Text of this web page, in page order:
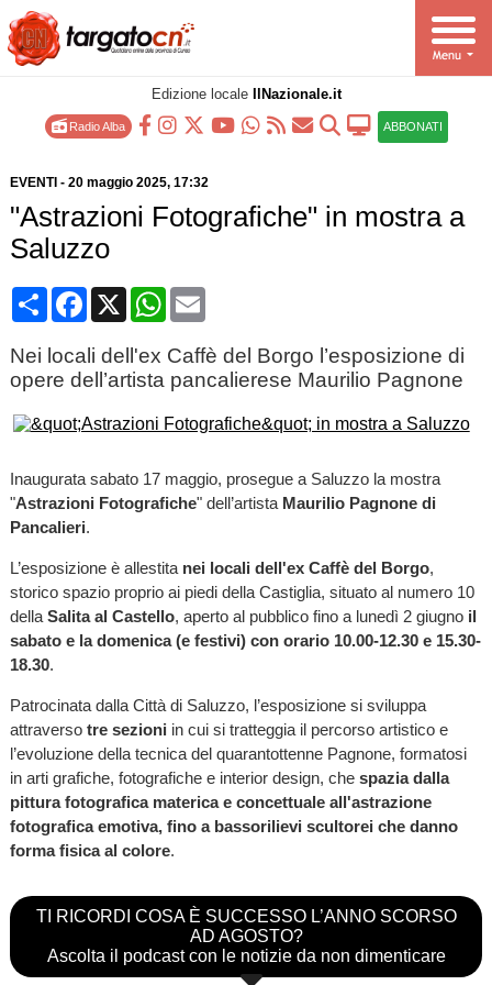
Edizione locale IlNazionale.it
Radio Alba ABBONATI
EVENTI - 20 maggio 2025, 17:32
"Astrazioni Fotografiche" in mostra a
Saluzzo
CondividiFacebook
X WhatsApp
Email
Nei locali dell'ex Caffè del Borgo l’esposizione di
opere dell’artista pancalierese Maurilio Pagnone
Inaugurata sabato 17 maggio, prosegue a Saluzzo la mostra
"Astrazioni Fotografiche" dell’artista Maurilio Pagnone di
Pancalieri.
L’esposizione è allestita nei locali dell'ex Caffè del Borgo,
storico spazio proprio ai piedi della Castiglia, situato al numero 10
della Salita al Castello, aperto al pubblico fino a lunedì 2 giugno il
sabato e la domenica (e festivi) con orario 10.00-12.30 e 15.30-
18.30.
Patrocinata dalla Città di Saluzzo, l’esposizione si sviluppa
attraverso tre sezioni in cui si tratteggia il percorso artistico e
l’evoluzione della tecnica del quarantottenne Pagnone, formatosi
in arti grafiche, fotografiche e interior design, che spazia dalla
pittura fotografica materica e concettuale all'astrazione
fotografica emotiva, fino a bassorilievi scultorei che danno
forma fisica al colore.
TI RICORDI COSA È SUCCESSO L’ANNO SCORSO
AD AGOSTO?
Ascolta il podcast con le notizie da non dimenticare